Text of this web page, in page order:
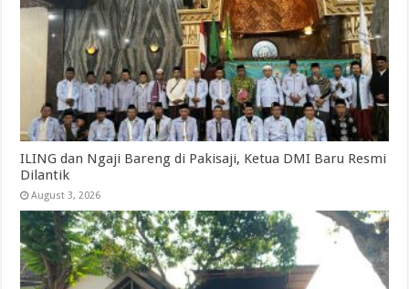
ILING dan Ngaji Bareng di Pakisaji, Ketua DMI Baru Resmi
Dilantik
August 3, 2026